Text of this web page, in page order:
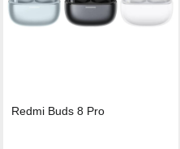
Redmi Buds 8 Pro